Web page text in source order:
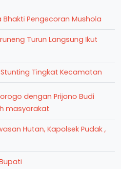
Pengecoran Mushola
Turun Langsung Ikut
Tingkat Kecamatan
dengan Prijono Budi
masyarakat
Hutan, Kapolsek Pudak ,